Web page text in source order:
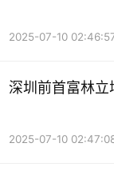
技赛道“广撒网
2025-07-10
深圳前首富林立
2025-07-10